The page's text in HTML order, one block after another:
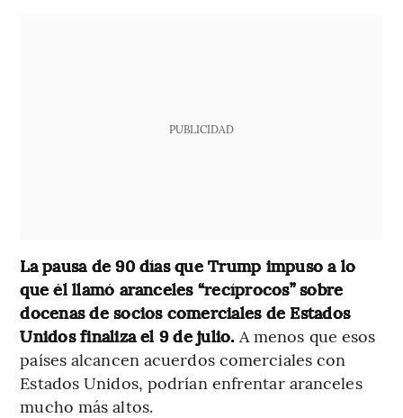
PUBLICIDAD
La pausa de 90 días que Trump impuso a lo
que él llamó aranceles “recíprocos” sobre
docenas de socios comerciales de Estados
Unidos finaliza el 9 de julio. A menos que esos
países alcancen acuerdos comerciales con
Estados Unidos, podrían enfrentar aranceles
mucho más altos.